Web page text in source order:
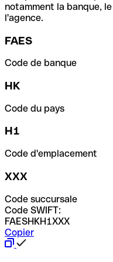
notamment la banque,
l'agence.
FAES
Code de banque
HK
Code du pays
H1
Code d'emplacement
XXX
Code succursale
Code SWIFT:
FAESHKH1XXX
Copier